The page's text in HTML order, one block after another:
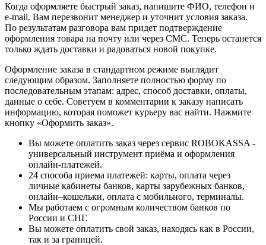
Когда оформляете быстрый заказ, напишите ФИО, телефон и
e-mail. Вам перезвонит менеджер и уточнит условия заказа.
По результатам разговора вам придет подтверждение
оформления товара на почту или через СМС. Теперь останется
только ждать доставки и радоваться новой покупке.
Оформление заказа в стандартном режиме выглядит
следующим образом. Заполняете полностью форму по
последовательным этапам: адрес, способ доставки, оплаты,
данные о себе. Советуем в комментарии к заказу написать
информацию, которая поможет курьеру вас найти. Нажмите
кнопку «Оформить заказ».
Вы можете оплатить заказ через сервис ROBOKASSA -
универсальный инструмент приёма и оформления
онлайн-платежей.
24 способа приема платежей: карты, оплата через
личные кабинеты банков, карты зарубежных банков,
онлайн–кошельки, оплата с мобильного, терминалы.
Мы работаем с огромным количеством банков по
России и СНГ.
Вы можете оплатить свой заказ, находясь как в России,
так и за границей.